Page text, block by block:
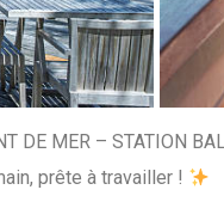
DE MER – STATION
prête à travailler !